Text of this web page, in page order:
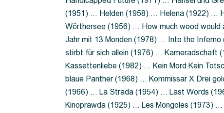
(1951) … Helden (1958) … Helena (1922) …
Wörthersee (1956) … How much wood
Jahr mit 13 Monden (1978) … Into the
stirbt für sich allein (1976) …
Kassettenliebe (1982) … Kein Mord Kein
blaue Panther (1968) … Kommissar X Drei
(1966) … La Strada (1954) … Last Words
Kinoprawda (1925) … Les Mongoles (1973)